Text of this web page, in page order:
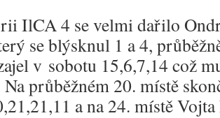
IlCA 4 se velmi dařilo
se blýsknul 1 a 4,
v sobotu 15,6,7,14 což
Na průběžném 20. místě
a na 24. místě